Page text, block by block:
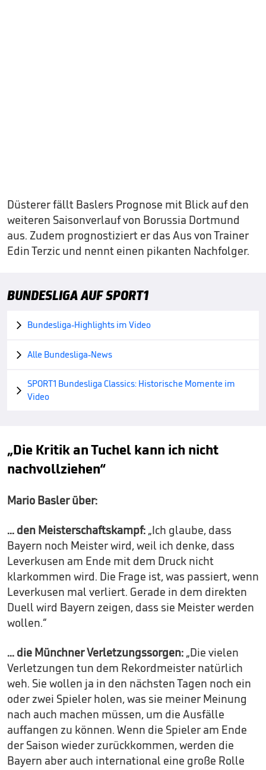
Düsterer fällt Baslers Prognose mit Blick auf den
weiteren Saisonverlauf von Borussia Dortmund
aus. Zudem prognostiziert er das Aus von Trainer
Edin Terzic und nennt einen pikanten Nachfolger.
BUNDESLIGA AUF SPORT1
 Bundesliga-Highlights im Video
 Alle Bundesliga-News

SPORT1 Bundesliga Classics: Historische Momente im
Video
„Die Kritik an Tuchel kann ich nicht
nachvollziehen“
Mario Basler über:
... den Meisterschaftskampf: „Ich glaube, dass
Bayern noch Meister wird, weil ich denke, dass
Leverkusen am Ende mit dem Druck nicht
klarkommen wird. Die Frage ist, was passiert, wenn
Leverkusen mal verliert. Gerade in dem direkten
Duell wird Bayern zeigen, dass sie Meister werden
wollen.“
... die Münchner Verletzungssorgen: „Die vielen
Verletzungen tun dem Rekordmeister natürlich
weh. Sie wollen ja in den nächsten Tagen noch ein
oder zwei Spieler holen, was sie meiner Meinung
nach auch machen müssen, um die Ausfälle
auffangen zu können. Wenn die Spieler am Ende
der Saison wieder zurückkommen, werden die
Bayern aber auch international eine große Rolle